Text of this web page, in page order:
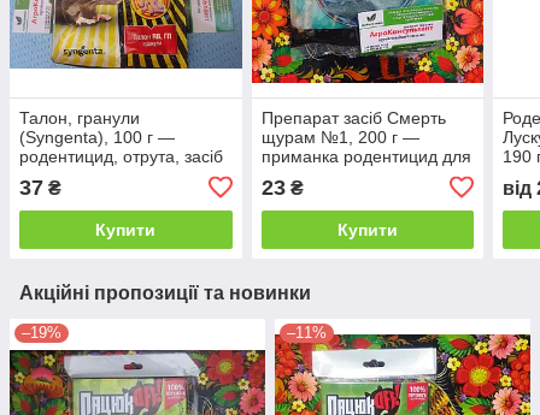
Талон, гранули
(Syngenta), 100 г —
родентицид, отрута, засіб
для боротьби з мишами та
щурами від мишей щурів
37 ₴
Купити
Препарат засіб Смерть
щурам №1, 200 г —
приманка родентицид для
знищення гризунів (щурів,
мишей)
23₴
Купити
190
ПЕТ
від
Акційні пропозиції та новинки
–19% –11%